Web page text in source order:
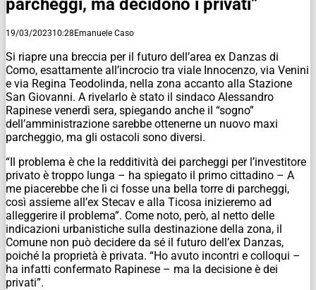
parcheggi, ma decidono i privati”
19/03/202310:28Emanuele Caso
Si riapre una breccia per il futuro dell’area ex Danzas di
Como, esattamente all’incrocio tra viale Innocenzo, via Venini
e via Regina Teodolinda, nella zona accanto alla Stazione
San Giovanni. A rivelarlo è stato il sindaco Alessandro
Rapinese venerdì sera, spiegando anche il “sogno”
dell’amministrazione sarebbe ottenerne un nuovo maxi
parcheggio, ma gli ostacoli sono diversi.
“Il problema è che la redditività dei parcheggi per l’investitore
privato è troppo lunga – ha spiegato il primo cittadino – A
me piacerebbe che lì ci fosse una bella torre di parcheggi,
così assieme all’ex Stecav e alla Ticosa inizieremo ad
alleggerire il problema”. Come noto, però, al netto delle
indicazioni urbanistiche sulla destinazione della zona, il
Comune non può decidere da sé il futuro dell’ex Danzas,
poiché la proprietà è privata. “Ho avuto incontri e colloqui –
ha infatti confermato Rapinese – ma la decisione è dei
privati”.